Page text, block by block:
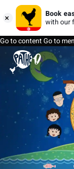
Book
with our
Go to contentGo to